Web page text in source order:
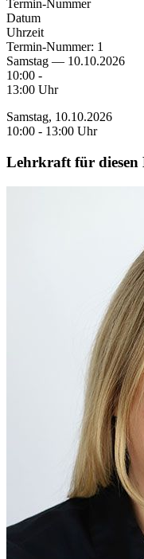
Termin-Nummer
Datum
Uhrzeit
Termin-Nummer: 1
Samstag — 10.10.2026
10:00 -
13:00 Uhr
Samstag, 10.10.2026
10:00 - 13:00 Uhr
Lehrkraft für diesen